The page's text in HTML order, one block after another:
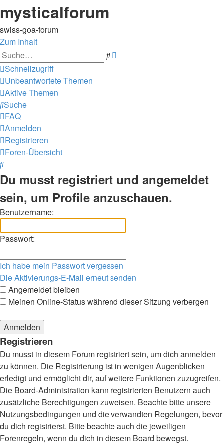
mysticalforum
swiss-goa-forum
Zum Inhalt
Suche
Schnellzugriff
Unbeantwortete Themen
Aktive Themen
Suche
FAQ
Anmelden
Registrieren
Foren-Übersicht
Suche
Du musst registriert und angemeldet
sein, um Profile anzuschauen.
Benutzername:
Passwort:
Ich habe mein Passwort vergessen
Die Aktivierungs-E-Mail erneut senden
Angemeldet bleiben
Meinen Online-Status während dieser Sitzung verbergen
Registrieren
Du musst in diesem Forum registriert sein, um dich anmelden
zu können. Die Registrierung ist in wenigen Augenblicken
erledigt und ermöglicht dir, auf weitere Funktionen zuzugreifen.
Die Board-Administration kann registrierten Benutzern auch
zusätzliche Berechtigungen zuweisen. Beachte bitte unsere
Nutzungsbedingungen und die verwandten Regelungen, bevor
du dich registrierst. Bitte beachte auch die jeweiligen
Forenregeln, wenn du dich in diesem Board bewegst.